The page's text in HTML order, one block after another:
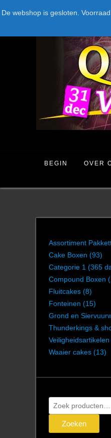
De webshop is gesloten.
naar
BEGIN OVER
Assortiment
Cake Boxen (93)
Categorie 1 (365
Compound Boxen
Fluitcakes (8)
Fonteinen (15)
Grond en
Thunderkings &
Veiligheidsartikelen
Waaier cakes (13)
Zoeken
naar:
Zoeken